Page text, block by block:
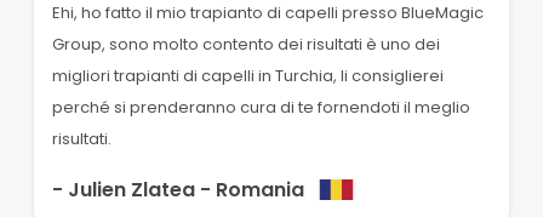
Ehi, ho fatto il mio trapianto di capelli presso BlueMagic
Group, sono molto contento dei risultati è uno dei
migliori trapianti di capelli in Turchia, li consiglierei
perché si prenderanno cura di te fornendoti il meglio
risultati.
- Julien Zlatea - Romania